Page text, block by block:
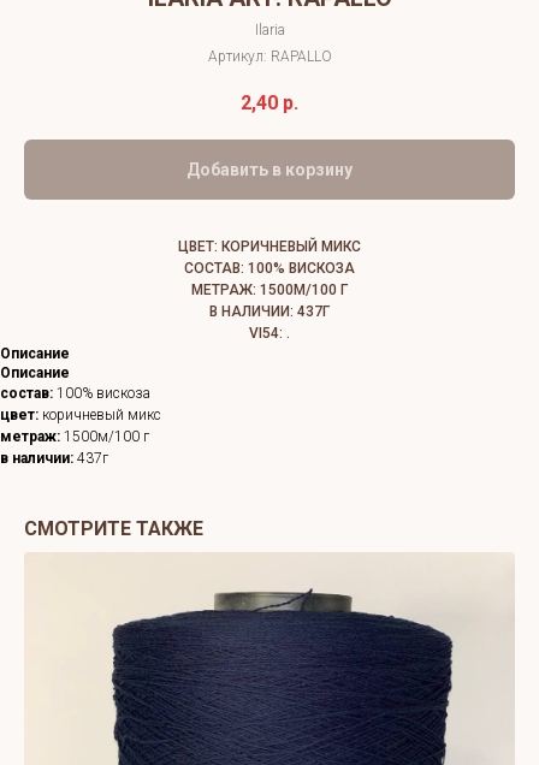
Ilaria
Артикул: RAPALLO
2,40 р.
Добавить в корзину
ЦВЕТ: КОРИЧНЕВЫЙ МИКС
СОСТАВ: 100% ВИСКОЗА
МЕТРАЖ: 1500М/100 Г
В НАЛИЧИИ: 437Г
VI54: .
Описание
Описание
состав: 100% вискоза
цвет: коричневый микс
метраж: 1500м/100 г
в наличии: 437г
СМОТРИТЕ ТАКЖЕ